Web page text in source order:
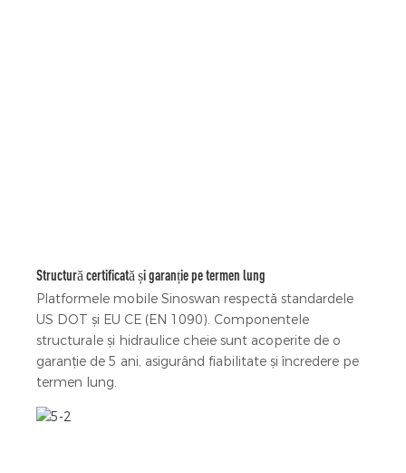
Structură certificată și garanție pe termen lung
Platformele mobile Sinoswan respectă standardele
US DOT și EU CE (EN 1090). Componentele
structurale și hidraulice cheie sunt acoperite de o
garanție de 5 ani, asigurând fiabilitate și încredere pe
termen lung.